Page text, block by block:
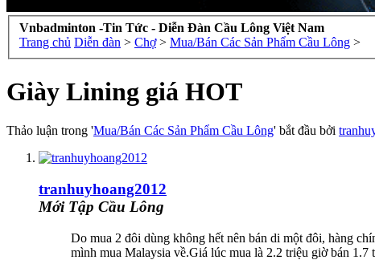
Vnbadminton -Tin Tức - Diễn Đàn Cầu Lông Việt Nam
Trang chủ Diễn đàn > Chợ > Mua/Bán Các Sản Phẩm Cầu Lông >
Giày Lining giá HOT
Thảo luận trong 'Mua/Bán Các Sản Phẩm Cầu Lông' bắt đầu bởi
tranhuyhoang2012
Mới Tập Cầu Lông
Do mua 2 đôi dùng không hết nên bán di một đôi, hàng
mình mua Malaysia về.Giá lúc mua là 2.2 triệu giờ bán